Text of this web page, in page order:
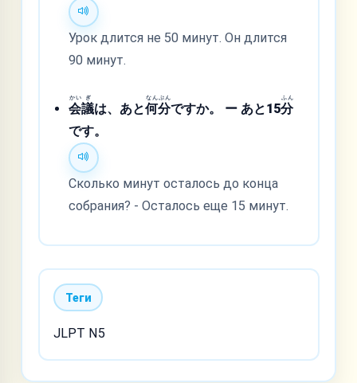
Урок длится не 50 минут. Он длится
90 минут.
会
かい
議
ぎ
は、あと何
なん
分
ぷん
ですか。 ー あと15分
ふん
です。
Сколько минут осталось до конца
собрания? - Осталось еще 15 минут.
Теги
JLPT N5